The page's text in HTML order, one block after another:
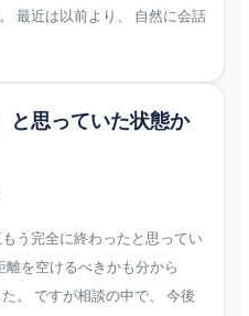
最近は以前より、 自然に会話
と思っていた状態か
う完全に終わったと思ってい
離を空けるべきかも分から
。 ですが相談の中で、 今後